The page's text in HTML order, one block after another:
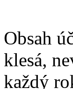
Obsah
klesá,
každý